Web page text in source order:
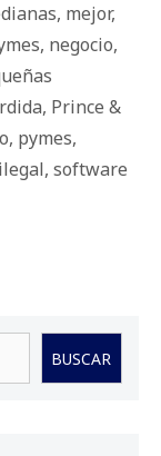
, mejor,
, negocio,
, Prince &
, pymes,
, software
BUSCAR